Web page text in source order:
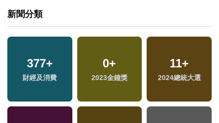
新聞分類
377+
財經及消費
0+
2023金鐘獎
11+
2024總統大選